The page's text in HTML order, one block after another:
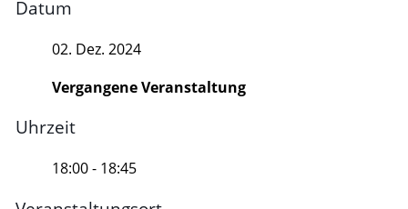
Datum
02. Dez. 2024
Vergangene Veranstaltung
Uhrzeit
18:00 - 18:45